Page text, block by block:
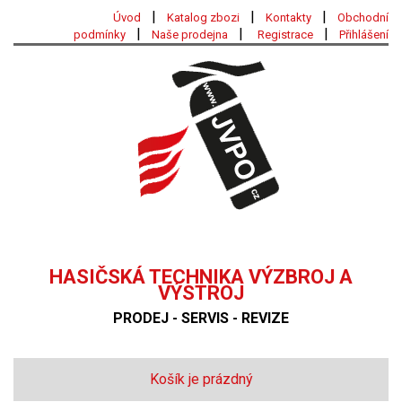
Úvod | Katalog zbozi | Kontakty |
Obchodní
podmínky
| Naše prodejna | Registrace | Přihlášení
HASIČSKÁ TECHNIKA VÝZBROJ A
VÝSTROJ
PRODEJ - SERVIS - REVIZE
Košík je prázdný